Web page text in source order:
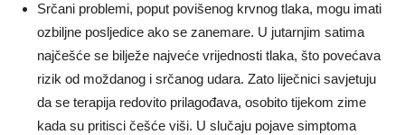
Srčani problemi, poput povišenog krvnog tlaka, mogu imati
ozbiljne posljedice ako se zanemare. U jutarnjim satima
najčešće se bilježe najveće vrijednosti tlaka, što povećava
rizik od moždanog i srčanog udara. Zato liječnici savjetuju
da se terapija redovito prilagođava, osobito tijekom zime
kada su pritisci češće viši. U slučaju pojave simptoma